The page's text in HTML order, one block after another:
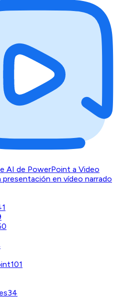
AI de PowerPoint a Video
en vídeo narrado
101
34